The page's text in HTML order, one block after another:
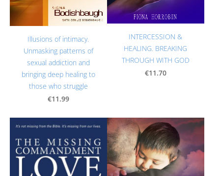
Illusions of intimacy.
Unmasking patterns of
sexual addiction and
bringing deep healing to
those who struggle
€11.99
INTERCESSION &
HEALING. BREAKING
THROUGH WITH GOD
€11.70